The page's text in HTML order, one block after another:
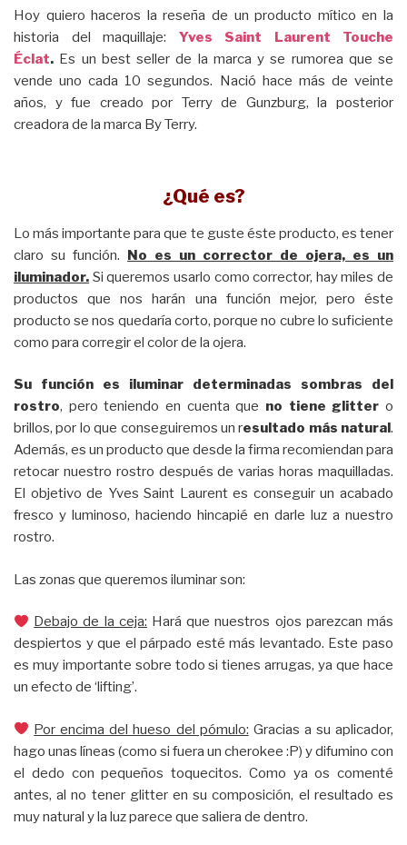
Hoy quiero haceros la reseña de un producto mítico en la
historia del maquillaje: Yves Saint Laurent Touche
Éclat. Es un best seller de la marca y se rumorea que se
vende uno cada 10 segundos. Nació hace más de veinte
años, y fue creado por Terry de Gunzburg, la posterior
creadora de la marca By Terry.
¿Qué es?
Lo más importante para que te guste éste producto, es tener
claro su función. No es un corrector de ojera, es un
iluminador. Si queremos usarlo como corrector, hay miles de
productos que nos harán una función mejor, pero éste
producto se nos quedaría corto, porque no cubre lo suficiente
como para corregir el color de la ojera.
Su función es iluminar determinadas sombras del
rostro, pero teniendo en cuenta que no tiene glitter o
brillos, por lo que conseguiremos un resultado más natural.
Además, es un producto que desde la firma recomiendan para
retocar nuestro rostro después de varias horas maquilladas.
El objetivo de Yves Saint Laurent es conseguir un acabado
fresco y luminoso, haciendo hincapié en darle luz a nuestro
rostro.
Las zonas que queremos iluminar son:
Debajo de la ceja: Hará que nuestros ojos parezcan más
despiertos y que el párpado esté más levantado. Este paso
es muy importante sobre todo si tienes arrugas, ya que hace
un efecto de ‘lifting’.
Por encima del hueso del pómulo: Gracias a su aplicador,
hago unas líneas (como si fuera un cherokee :P) y difumino con
el dedo con pequeños toquecitos. Como ya os comenté
antes, al no tener glitter en su composición, el resultado es
muy natural y la luz parece que saliera de dentro.